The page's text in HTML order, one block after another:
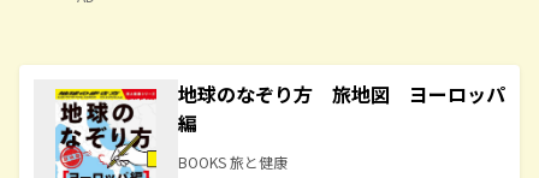
地球のなぞり方 旅地図 ヨーロッパ
編
BOOKS 旅と健康